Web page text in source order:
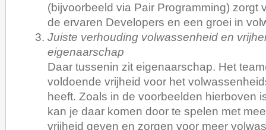
(bijvoorbeeld via Pair Programming) zorgt
de ervaren Developers en een groei in
Juiste verhouding volwassenheid en
eigenaarschap
Daar tussenin zit eigenaarschap. Het
voldoende vrijheid voor het
heeft. Zoals in de voorbeelden hierboven
kan je daar komen door te spelen met
vrijheid geven en zorgen voor meer